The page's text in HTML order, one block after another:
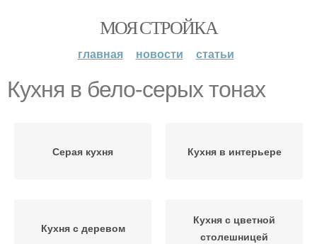
МОЯ СТРОЙКА
главная новости статьи
Кухня в бело-серых тонах
Серая кухня Кухня в интерьере
Кухня с деревом
Кухня с цветной
столешницей